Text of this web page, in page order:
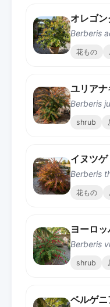
オレゴン
Berberis
花もの
ユリアナ
Berberis
shrub
イヌツゲ
Berberis
花もの
ヨーロッ
Berberis
shrub
ベルゲニ